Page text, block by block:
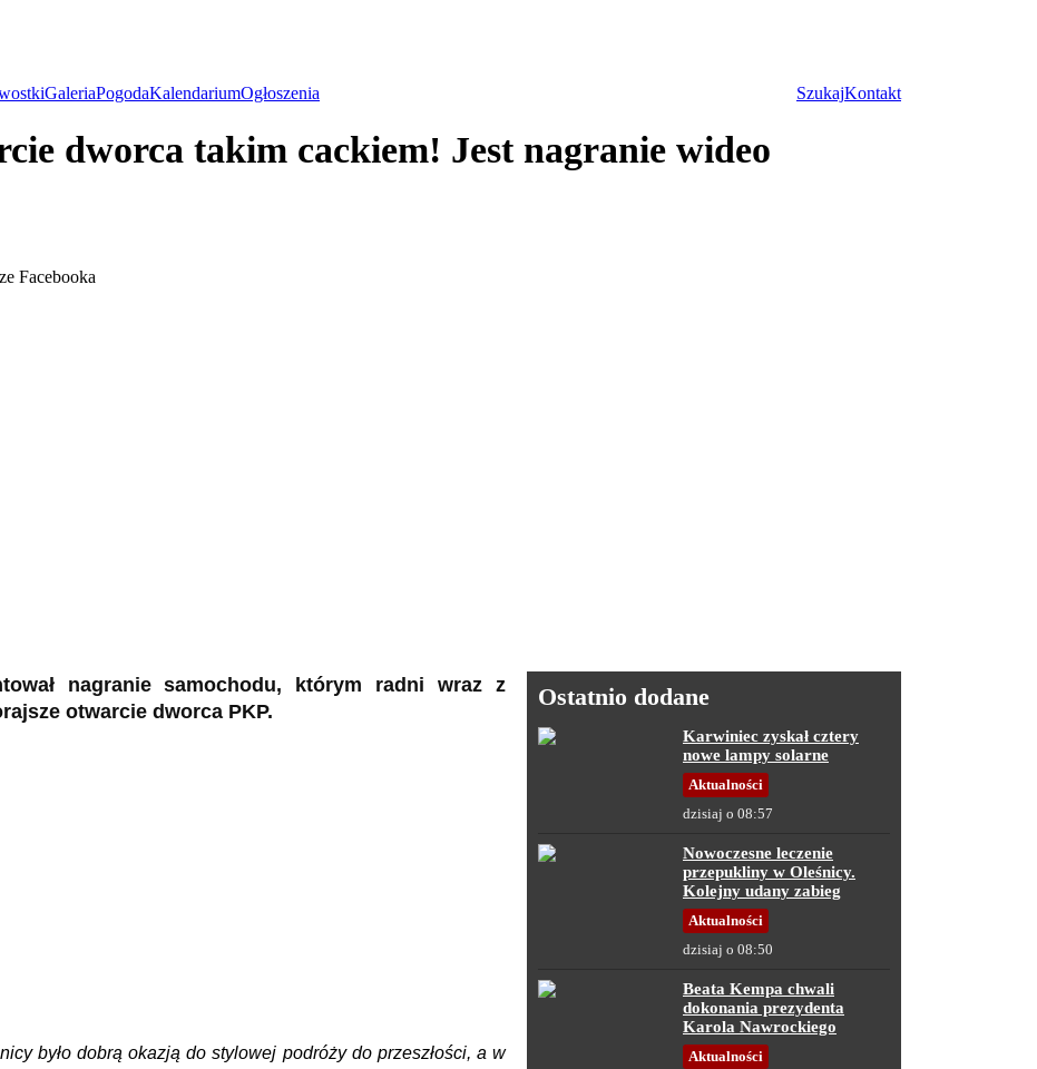
GaleriaPogodaKalendariumOgłoszenia SzukajKontakt
dworca takim cackiem! Jest nagranie wideo
Facebooka
nagranie samochodu, którym radni wraz z
otwarcie dworca PKP.
było dobrą okazją do stylowej podróży do przeszłości, a w
Ostatnio dodane
Karwiniec zyskał cztery
nowe lampy solarne
Aktualności
dzisiaj o 08:57
Nowoczesne leczenie
przepukliny w Oleśnicy.
Kolejny udany zabieg
Aktualności
dzisiaj o 08:50
Beata Kempa chwali
dokonania prezydenta
Karola Nawrockiego
Aktualności